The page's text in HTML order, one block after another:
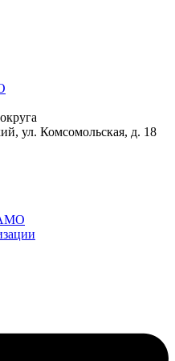
ул. Комсомольская, д. 18
АМО